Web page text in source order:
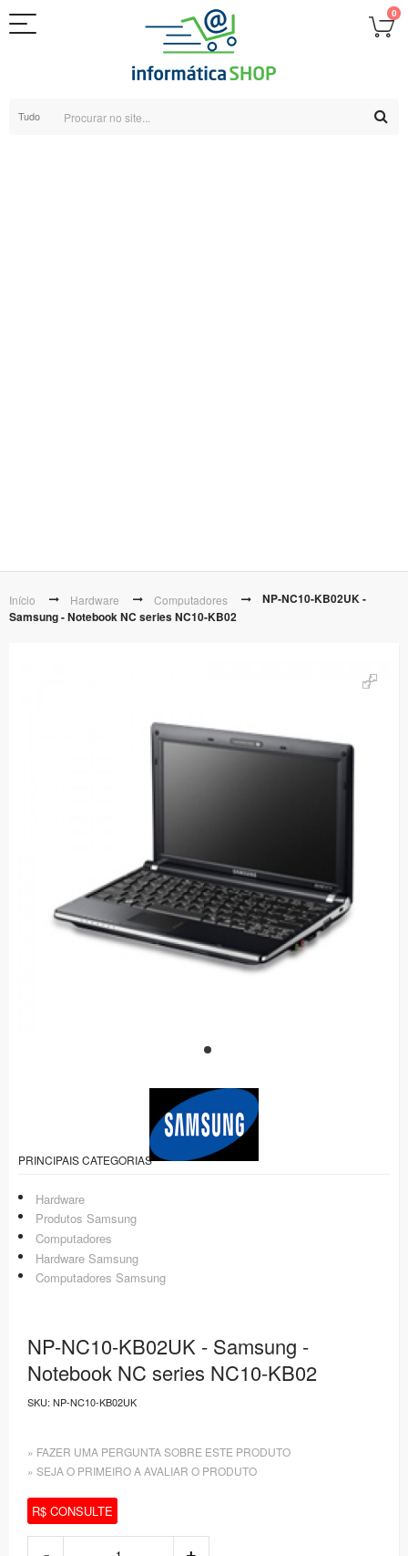
0
Tudo
Início Hardware Computadores
NP-NC10-KB02UK -
Samsung - Notebook NC series NC10-KB02
PRINCIPAIS CATEGORIAS
Hardware
Produtos Samsung
Computadores
Hardware Samsung
Computadores Samsung
NP-NC10-KB02UK - Samsung -
Notebook NC series NC10-KB02
SKU: NP-NC10-KB02UK
» FAZER UMA PERGUNTA SOBRE ESTE PRODUTO
» SEJA O PRIMEIRO A AVALIAR O PRODUTO
R$ CONSULTE